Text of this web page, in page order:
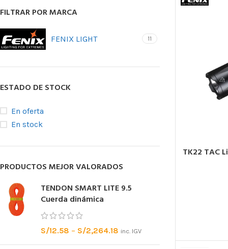
FILTRAR POR MARCA
FENIX LIGHT 11
ESTADO DE STOCK
En oferta
En stock
PRODUCTOS MEJOR VALORADOS
TENDON SMART LITE 9.5
Cuerda dinámica
S/12.58 – S/2,264.18 inc. IGV
TK22 TAC